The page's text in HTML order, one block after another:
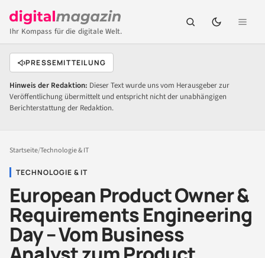
Ihr Kompass für die digitale Welt.
PRESSEMITTEILUNG
Hinweis der Redaktion: Dieser Text wurde uns vom Herausgeber zur
Veröffentlichung übermittelt und entspricht nicht der unabhängigen
Berichterstattung der Redaktion.
Startseite/Technologie & IT
TECHNOLOGIE & IT
European Product Owner &
Requirements Engineering
Day – Vom Business